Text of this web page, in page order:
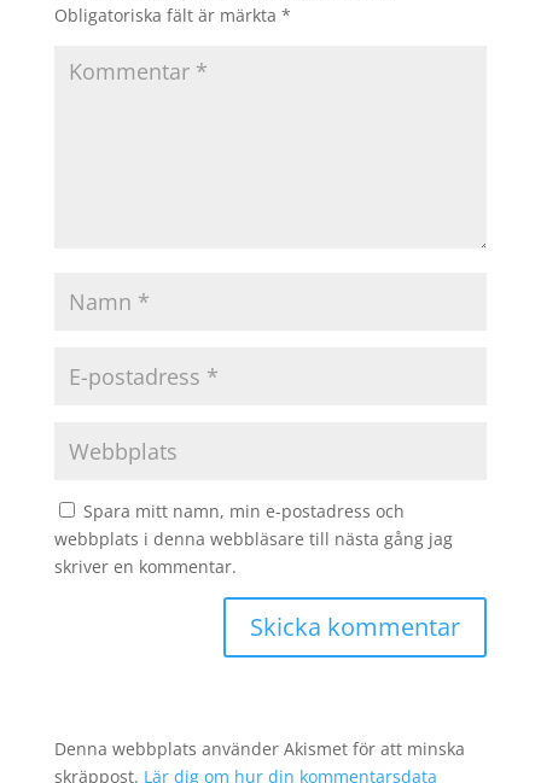
Obligatoriska fält är märkta *
Spara mitt namn, min e-postadress och
webbplats i denna webbläsare till nästa gång jag
skriver en kommentar.
Denna webbplats använder Akismet för att minska
skräppost. Lär dig om hur din kommentarsdata